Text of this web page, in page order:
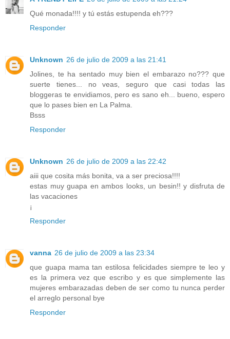
Qué monada!!!! y tú estás estupenda eh???
Responder
Unknown 26 de julio de 2009 a las 21:41
Jolines, te ha sentado muy bien el embarazo no??? que
suerte tienes... no veas, seguro que casi todas las
bloggeras te envidiamos, pero es sano eh... bueno, espero
que lo pases bien en La Palma.
Bsss
Responder
Unknown 26 de julio de 2009 a las 22:42
aiii que cosita más bonita, va a ser preciosa!!!!
estas muy guapa en ambos looks, un besin!! y disfruta de
las vacaciones
¡
Responder
vanna 26 de julio de 2009 a las 23:34
que guapa mama tan estilosa felicidades siempre te leo y
es la primera vez que escribo y es que simplemente las
mujeres embarazadas deben de ser como tu nunca perder
el arreglo personal bye
Responder